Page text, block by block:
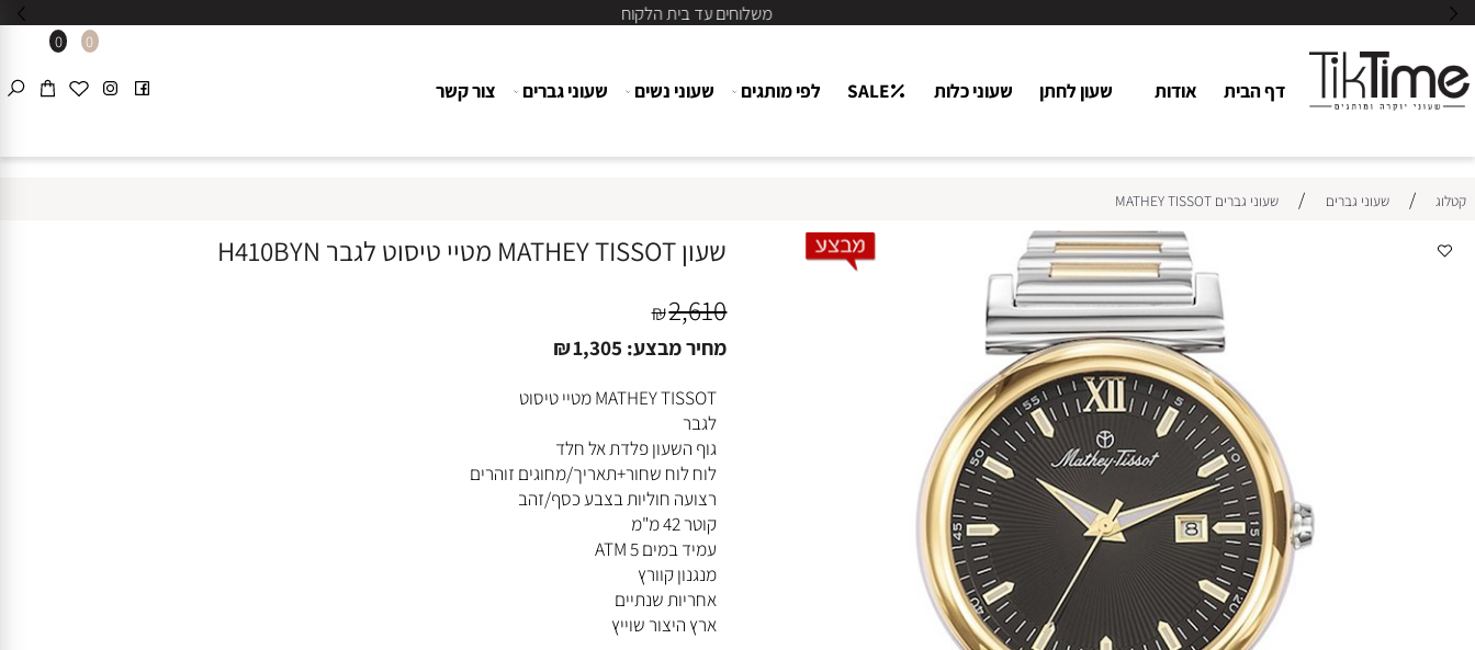
משלוחים עד בית הלקוח
0 0
דף הבית אודות שעון לחתן שעוני כלות SALE לפי מותגים שעוני נשים שעוני גברים צור קשר
שעוני גברים / שעוני גברים MATHEY TISSOT
שעון MATHEY TISSOT מטיי טיסוט לגבר H410BYN
₪2,610
מחיר מבצע: ₪1,305
MATHEY TISSOT מטיי טיסוט
לגבר
גוף השעון פלדת אל חלד
לוח לוח שחור+תאריך/מחוגים זוהרים
רצועה חוליות בצבע כסף/זהב
קוטר 42 מ"מ
עמיד במים 5 ATM
מנגנון קוורץ
אחריות שנתיים